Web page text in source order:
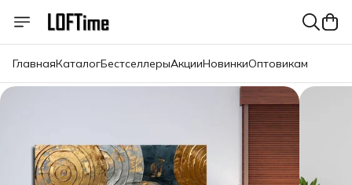
ГлавнаяКаталогБестселлерыАкцииНовинкиОптовикам